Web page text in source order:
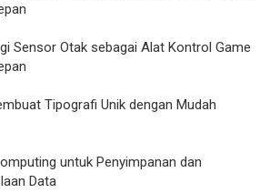
Sensor Otak sebagai Alat Kontrol Game
Tipografi Unik dengan Mudah
untuk Penyimpanan dan
Data